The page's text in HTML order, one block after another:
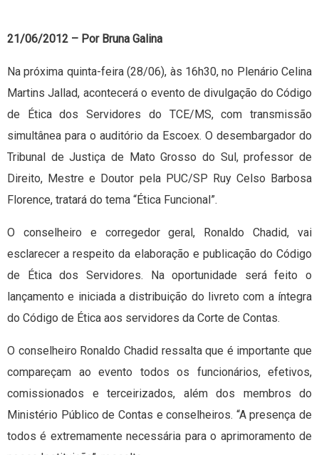
21/06/2012 – Por Bruna Galina
Na próxima quinta-feira (28/06), às 16h30, no Plenário Celina
Martins Jallad, acontecerá o evento de divulgação do Código
de Ética dos Servidores do TCE/MS, com transmissão
simultânea para o auditório da Escoex. O desembargador do
Tribunal de Justiça de Mato Grosso do Sul, professor de
Direito, Mestre e Doutor pela PUC/SP Ruy Celso Barbosa
Florence, tratará do tema “Ética Funcional”.
O conselheiro e corregedor geral, Ronaldo Chadid, vai
esclarecer a respeito da elaboração e publicação do Código
de Ética dos Servidores. Na oportunidade será feito o
lançamento e iniciada a distribuição do livreto com a íntegra
do Código de Ética aos servidores da Corte de Contas.
O conselheiro Ronaldo Chadid ressalta que é importante que
compareçam ao evento todos os funcionários, efetivos,
comissionados e terceirizados, além dos membros do
Ministério Público de Contas e conselheiros. “A presença de
todos é extremamente necessária para o aprimoramento de